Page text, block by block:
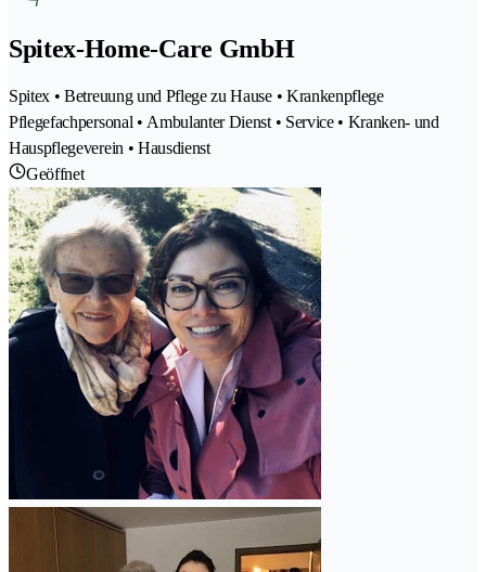
Spitex-Home-Care GmbH
Spitex • Betreuung und Pflege zu Hause • Krankenpflege
Pflegefachpersonal • Ambulanter Dienst • Service • Kranken- und
Hauspflegeverein • Hausdienst
Geöffnet